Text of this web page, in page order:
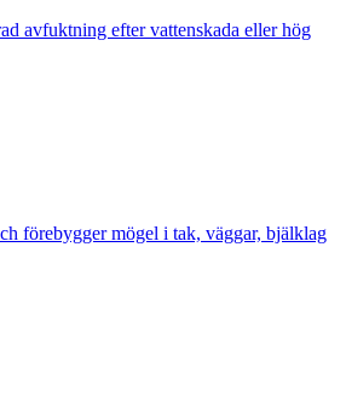
avfuktning efter vattenskada eller hög
förebygger mögel i tak, väggar, bjälklag